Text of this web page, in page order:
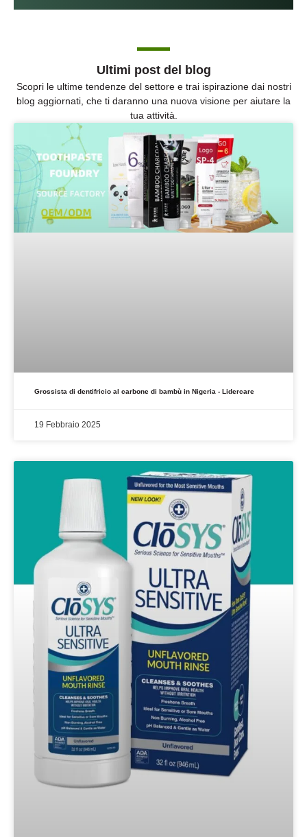
Ultimi post del blog
Scopri le ultime tendenze del settore e trai ispirazione dai nostri
blog aggiornati, che ti daranno una nuova visione per aiutare la
tua attività.
Grossista di dentifricio al carbone di bambù in Nigeria - Lidercare
19 Febbraio 2025